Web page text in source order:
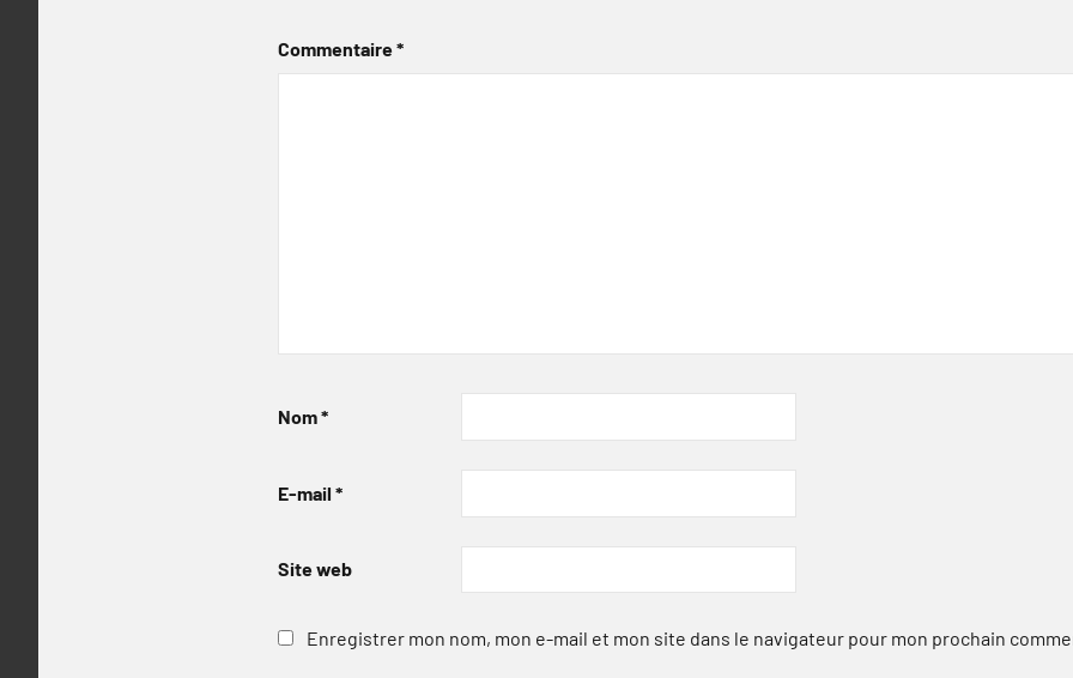
Commentaire*
Nom*
E-mail *
Site web
Enregistrer mon nom, mon e-mail et mon site dans le navigateur pour mon prochain